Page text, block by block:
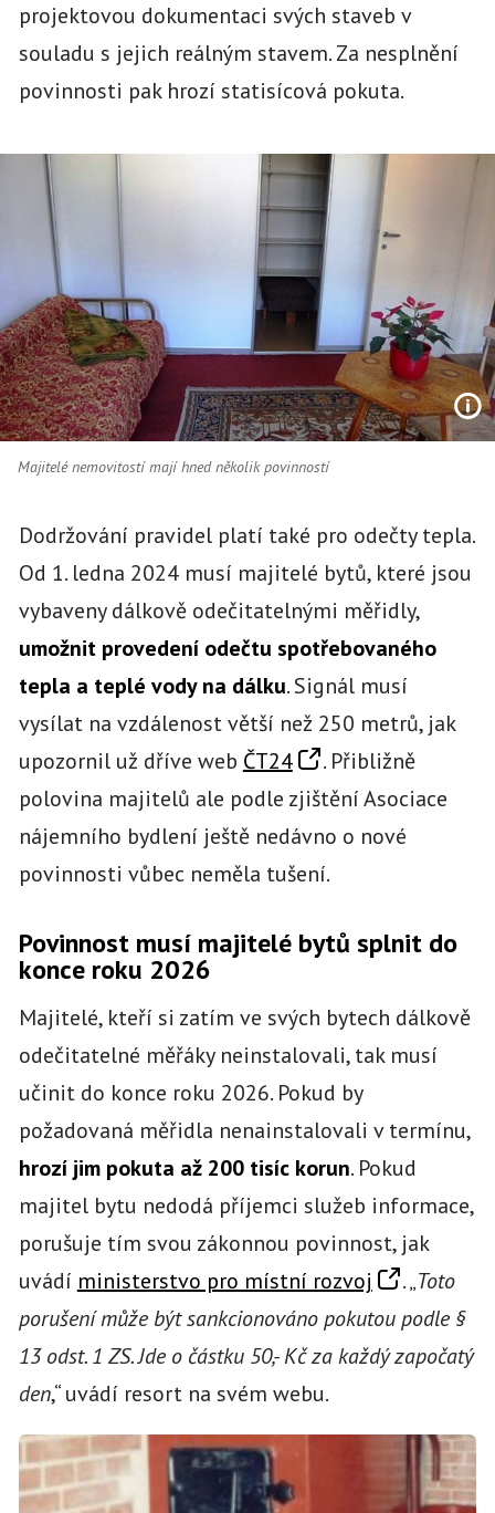
projektovou dokumentaci svých staveb v
souladu s jejich reálným stavem. Za nesplnění
povinnosti pak hrozí statisícová pokuta.
Majitelé nemovitostí mají hned několik povinností
Dodržování pravidel platí také pro odečty tepla.
Od 1. ledna 2024 musí majitelé bytů, které jsou
vybaveny dálkově odečitatelnými měřidly,
umožnit provedení odečtu spotřebovaného
tepla a teplé vody na dálku. Signál musí
vysílat na vzdálenost větší než 250 metrů, jak
upozornil už dříve web ČT24
. Přibližně
polovina majitelů ale podle zjištění Asociace
nájemního bydlení ještě nedávno o nové
povinnosti vůbec neměla tušení.
Povinnost musí majitelé bytů splnit do
konce roku 2026
Majitelé, kteří si zatím ve svých bytech dálkově
odečitatelné měřáky neinstalovali, tak musí
učinit do konce roku 2026. Pokud by
požadovaná měřidla nenainstalovali v termínu,
hrozí jim pokuta až 200 tisíc korun. Pokud
majitel bytu nedodá příjemci služeb informace,
porušuje tím svou zákonnou povinnost, jak
uvádí ministerstvo pro místní rozvoj . „Toto
porušení může být sankcionováno pokutou podle §
13 odst. 1 ZS. Jde o částku 50,- Kč za každý započatý
den,“ uvádí resort na svém webu.